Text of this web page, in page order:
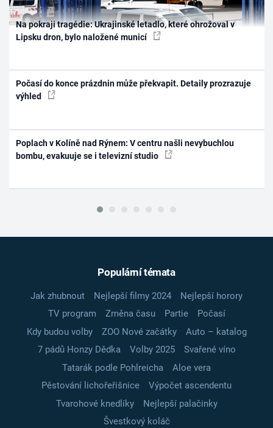
Na pokraji tragédie: Ukrajinské letadlo, které ohrožoval v
Lipsku dron, bylo naložené municí
Počasí do konce prázdnin může překvapit. Detaily prozrazuje
výhled
Poplach v Kolíně nad Rýnem: V centru našli nevybuchlou
bombu, evakuuje se i televizní studio
Populární témata
Jak zhubnout Nejlepší filmy 2024
Nejlepší horory
TV program
Změna času Partie
Počasí
Kdy budou volby
ZOO Nové začátky
Auto – katalog
7 pádů Honzy Dědka
Volby 2025
Svařené víno
Tatarák podle Pohlreicha
Aloe vera
Pěstování lichořeřišnice
Výpočet ascendentu
Tvarohové knedlíky
Nejlepší palačinky
Švestkový koláč